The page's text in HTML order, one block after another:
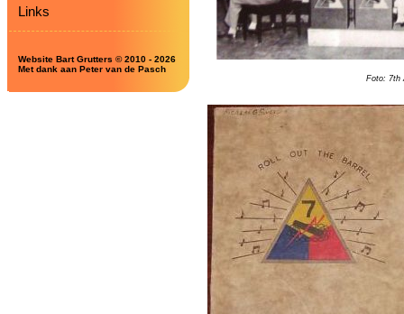
Links
Website Bart Grutters © 2010 - 2026
Met dank aan Peter van de Pasch
Foto: 7th